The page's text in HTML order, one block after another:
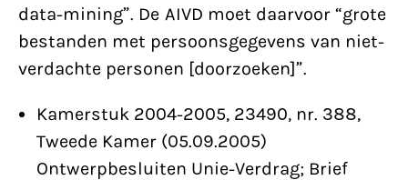
data-mining”. De AIVD moet daarvoor “grote
bestanden met persoonsgegevens van niet-
verdachte personen [doorzoeken]”.
Kamerstuk 2004-2005, 23490, nr. 388,
Tweede Kamer (05.09.2005)
Ontwerpbesluiten Unie-Verdrag; Brief